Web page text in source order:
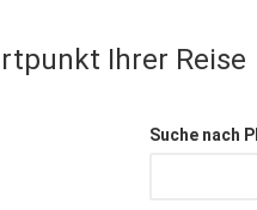
Ihrer Reise
Suche nach